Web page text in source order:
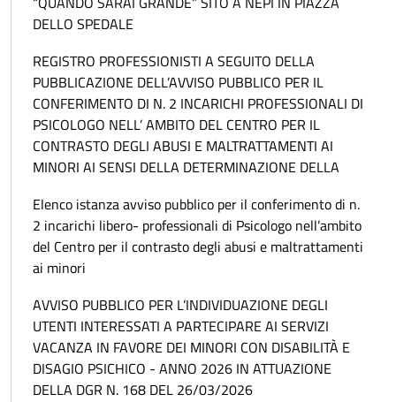
DELLO SPEDALE
REGISTRO PROFESSIONISTI A SEGUITO DELLA
PUBBLICAZIONE DELL’AVVISO PUBBLICO PER IL
CONFERIMENTO DI N. 2 INCARICHI PROFESSIONALI DI
PSICOLOGO NELL’ AMBITO DEL CENTRO PER IL
CONTRASTO DEGLI ABUSI E MALTRATTAMENTI AI
MINORI AI SENSI DELLA DETERMINAZIONE DELLA
Elenco istanza avviso pubblico per il conferimento di n.
2 incarichi libero- professionali di Psicologo nell’ambito
del Centro per il contrasto degli abusi e maltrattamenti
ai minori
AVVISO PUBBLICO PER L’INDIVIDUAZIONE DEGLI
UTENTI INTERESSATI A PARTECIPARE AI SERVIZI
VACANZA IN FAVORE DEI MINORI CON DISABILITÀ E
DISAGIO PSICHICO - ANNO 2026 IN ATTUAZIONE
DELLA DGR N. 168 DEL 26/03/2026